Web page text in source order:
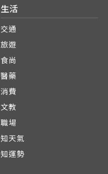
生活
交通
旅遊
食尚
醫藥
消費
文教
職場
知天氣
知運勢